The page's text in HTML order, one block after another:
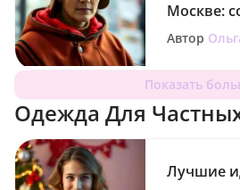
Москве:
Автор
Показать
Одежда Для
Лучшие